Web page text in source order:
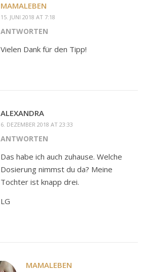
MAMALEBEN
15. JUNI 2018 AT 7:18
ANTWORTEN
Vielen Dank für den Tipp!
ALEXANDRA
6. DEZEMBER 2018 AT 23:33
ANTWORTEN
Das habe ich auch zuhause. Welche
Dosierung nimmst du da? Meine
Tochter ist knapp drei.
LG
MAMALEBEN